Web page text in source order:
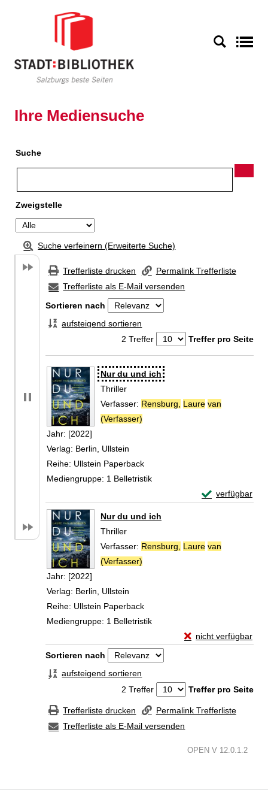
Ihre Mediensuche
Suche
Zweigstelle
Suche verfeinern (Erweiterte Suche)
Trefferliste drucken
Permalink Trefferliste
Trefferliste als E-Mail versenden
Sortieren nach
aufsteigend sortieren
2 Treffer
Treffer pro Seite
Suchergebnis
Zu den Suchfiltern springen
Nur du und ich
Thriller
Verfasser: Rensburg, Laure van
(Verfasser)
Jahr: [2022]
Verlag: Berlin, Ullstein
Reihe: Ullstein Paperback
Mediengruppe: 1 Belletristik
verfügbar
Exemplar-
Nur du und ich
Thriller
Verfasser: Rensburg, Laure van
(Verfasser)
Jahr: [2022]
Verlag: Berlin, Ullstein
Reihe: Ullstein Paperback
Mediengruppe: 1 Belletristik
nicht verfügbar
Exemplar-Details
Zu den Suchfiltern springen
Sortieren nach
aufsteigend sortieren
2 Treffer
Treffer pro Seite
Trefferliste drucken
Permalink Trefferliste
Trefferliste als E-Mail versenden
OPEN V 12.0.1.2